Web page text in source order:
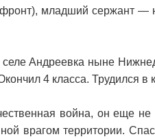
младший сержант —
Андреевка ныне
4 класса. Трудился в
война, он еще
врагом территории.